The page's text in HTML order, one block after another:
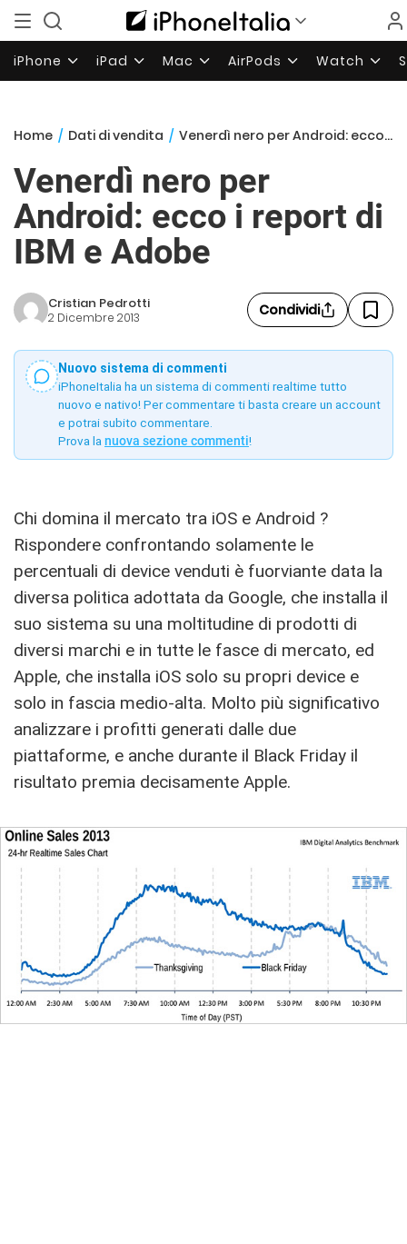
iPhone iPad Mac AirPods Watch
Home / Dati di vendita / Venerdì nero per Android: ecco i report di IBM e Adobe
Venerdì nero per
Android: ecco i report di
IBM e Adobe
Cristian Pedrotti
2 Dicembre 2013 Condividi
Nuovo sistema di commenti
iPhoneItalia ha un sistema di commenti realtime tutto
nuovo e nativo! Per commentare ti basta creare un account
e potrai subito commentare.
Prova la nuova sezione commenti!
Chi domina il mercato tra iOS e Android ?
Rispondere confrontando solamente le
percentuali di device venduti è fuorviante data la
diversa politica adottata da Google, che installa il
suo sistema su una moltitudine di prodotti di
diversi marchi e in tutte le fasce di mercato, ed
Apple, che installa iOS solo su propri device e
solo in fascia medio-alta. Molto più significativo
analizzare i profitti generati dalle due
piattaforme, e anche durante il Black Friday il
risultato premia decisamente Apple.